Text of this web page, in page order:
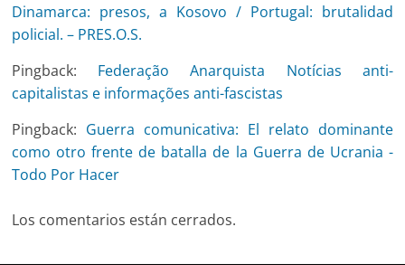
Dinamarca: presos, a Kosovo / Portugal: brutalidad
policial. – PRES.O.S.
Pingback: Federação Anarquista Notícias anti-
capitalistas e informações anti-fascistas
Pingback: Guerra comunicativa: El relato dominante
como otro frente de batalla de la Guerra de Ucrania -
Todo Por Hacer
Los comentarios están cerrados.